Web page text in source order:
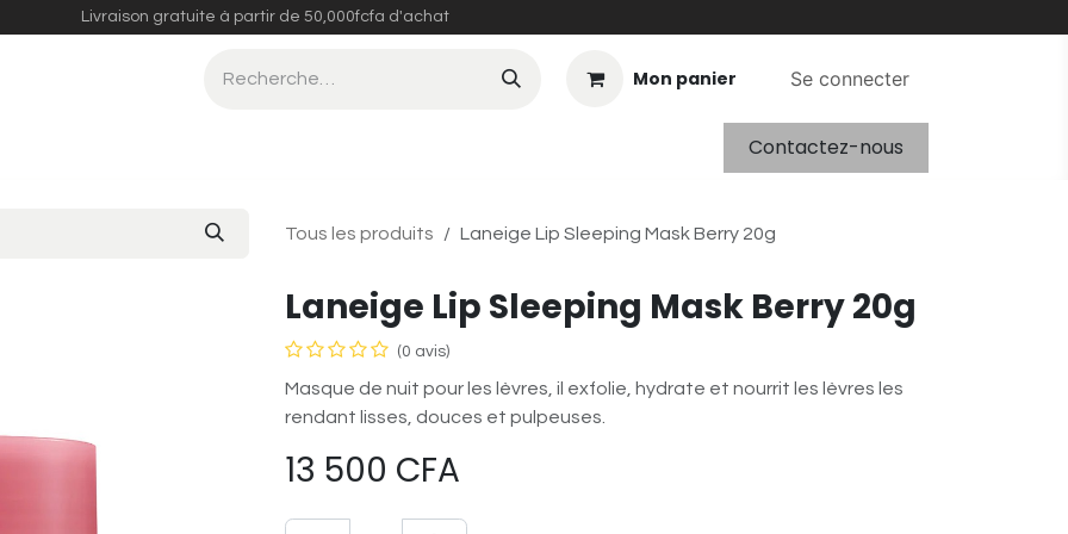
Livraison gratuite à partir de 50,000fcfa d'achat
Mon panier Se connecter
Contactez-nous
Tous les produits Laneige Lip Sleeping Mask Berry 20g
Laneige Lip Sleeping Mask Berry 20g
(0 avis)
Masque de nuit pour les lèvres, il exfolie, hydrate et nourrit les lèvres les
rendant lisses, douces et pulpeuses.
13 500 CFA